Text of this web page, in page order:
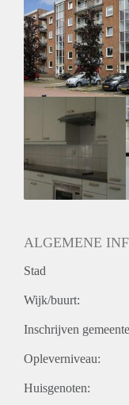
Huurtoeslag grens:
Geschikt voor
ALGEMENE
Stad
Wijk/buurt:
Inschrijven
Opleverniveau:
Huisgenoten: